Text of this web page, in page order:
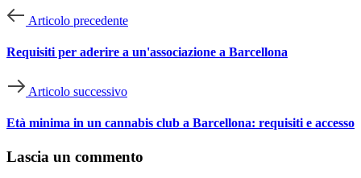
Articolo precedente
Requisiti per aderire a un'associazione a Barcellona
Articolo successivo
Età minima in un cannabis club a Barcellona: requisiti e accesso
Lascia un commento